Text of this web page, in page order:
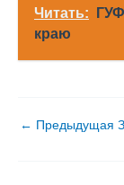
Читать:
краю
← Предыдущая